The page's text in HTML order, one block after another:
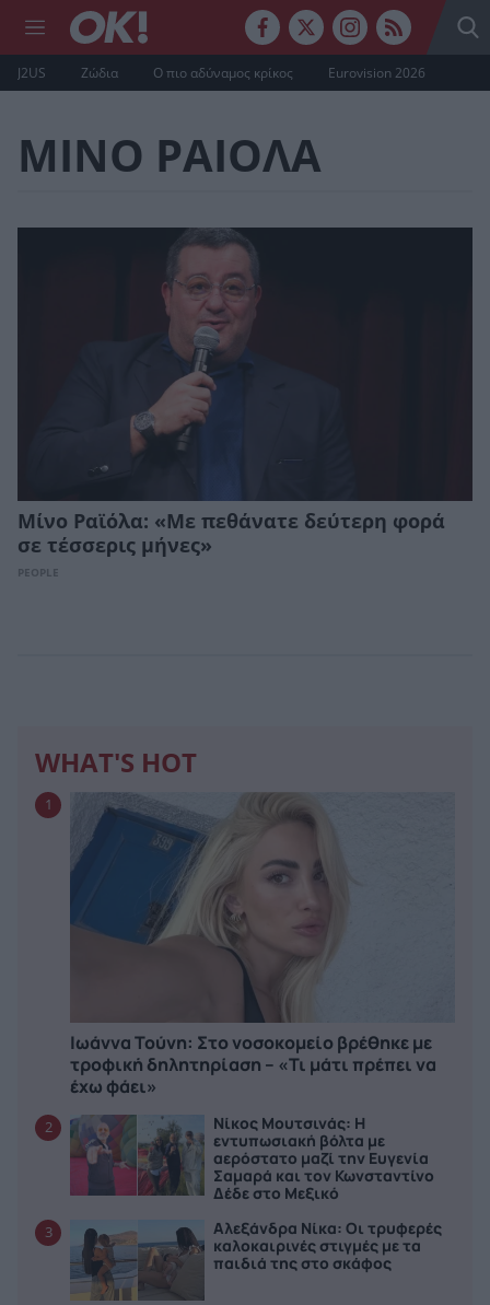
J2US Ζώδια Ο πιο αδύναμος κρίκος Eurovision 2026
ΜΙΝΟ ΡΑΙΟΛΑ
Μίνο Ραϊόλα: «Με πεθάνατε δεύτερη φορά
σε τέσσερις μήνες»
PEOPLE
WHAT'S HOT
1
Ιωάννα Τούνη: Στο νοσοκομείο βρέθηκε με
τροφική δηλητηρίαση – «Τι μάτι πρέπει να
έχω φάει»
2
Νίκος Μουτσινάς: Η
εντυπωσιακή βόλτα με
αερόστατο μαζί την Ευγενία
Σαμαρά και τον Κωνσταντίνο
Δέδε στο Μεξικό
3
Αλεξάνδρα Νίκα: Οι τρυφερές
καλοκαιρινές στιγμές με τα
παιδιά της στο σκάφος